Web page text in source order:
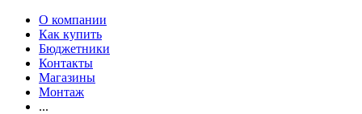
О компании
Как купить
Бюджетники
Контакты
Магазины
Монтаж
...